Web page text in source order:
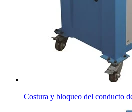
Costura y bloqueo del conducto